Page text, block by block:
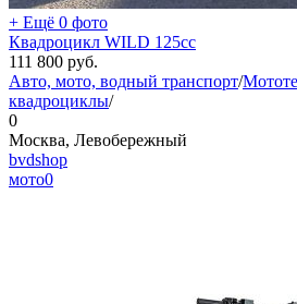
+ Ещё 0 фото
Квадроцикл WILD 125cc
111 800 руб.
Авто, мото, водный транспорт/
квадроциклы/
0
Москва, Левобережный
bvdshop
мото0